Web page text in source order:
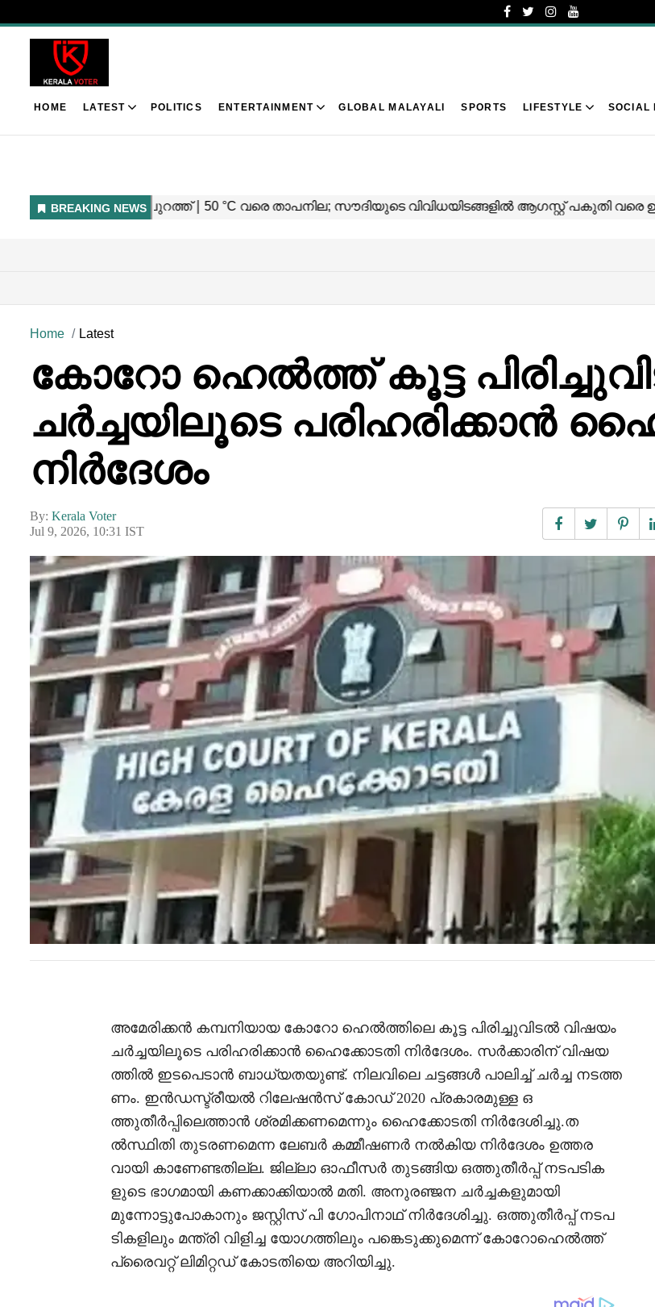
HOME LATEST POLITICS ENTERTAINMENT GLOBAL MALAYALI SPORTS LIFESTYLE SOCIAL
Home Latest
കോറോ ഹെല്‍ത്ത് കൂട്ട
ചര്‍ച്ചയിലൂടെ പരിഹരിക്കാന്‍
നിര്‍ദേശം
By: Kerala Voter
Jul 9, 2026, 10:31 IST
അമേരിക്കന്‍ കമ്പനിയായ കോറോ ഹെല്‍ത്തിലെ കൂട്ട പിരിച്ചുവിടല്‍ വിഷയം
ചര്‍ച്ചയിലൂടെ പരിഹരിക്കാന്‍ ഹൈക്കോടതി നിര്‍ദേശം. സര്‍ക്കാരിന് വിഷയ
ത്തില്‍ ഇടപെടാന്‍ ബാധ്യതയുണ്ട്. നിലവിലെ ചട്ടങ്ങള്‍ പാലിച്ച് ചര്‍ച്ച നടത്ത
ണം. ഇന്‍ഡസ്ട്രീയല്‍ റിലേഷന്‍സ് കോഡ് 2020 പ്രകാരമുള്ള ഒ
ത്തുതീര്‍പ്പിലെത്താന്‍ ശ്രമിക്കണമെന്നും ഹൈക്കോടതി നിര്‍ദേശിച്ചു.ത
ല്‍സ്ഥിതി തുടരണമെന്ന ലേബര്‍ കമ്മീഷണര്‍ നല്‍കിയ നിര്‍ദേശം ഉത്തര
വായി കാണേണ്ടതില്ല. ജില്ലാ ഓഫീസര്‍ തുടങ്ങിയ ഒത്തുതീര്‍പ്പ് നടപടിക
ളുടെ ഭാഗമായി കണക്കാക്കിയാല്‍ മതി. അനുരഞ്ജന ചര്‍ച്ചകളുമായി
മുന്നോട്ടുപോകാനും ജസ്റ്റിസ് പി ഗോപിനാഥ് നിര്‍ദേശിച്ചു. ഒത്തുതീര്‍പ്പ് നടപ
ടികളിലും മന്ത്രി വിളിച്ച യോഗത്തിലും പങ്കെടുക്കുമെന്ന് കോറോഹെല്‍ത്ത്
പ്രൈവറ്റ് ലിമിറ്റഡ് കോടതിയെ അറിയിച്ചു.